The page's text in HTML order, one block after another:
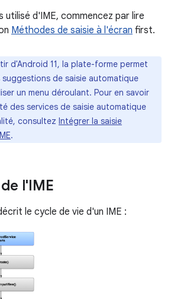
utilisé d'IME, commencez par lire
Méthodes de saisie à l'écran first.
d'Android 11, la plate-forme permet
suggestions de saisie automatique
un menu déroulant. Pour en savoir
des services de saisie automatique
consultez Intégrer la saisie
.
l'IME
le cycle de vie d'un IME :